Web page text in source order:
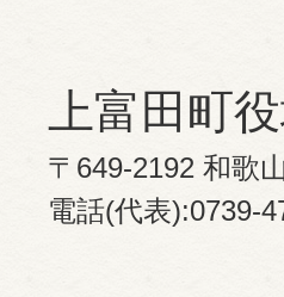
上富田町
〒649-2192 和歌
電話(代表):0739-